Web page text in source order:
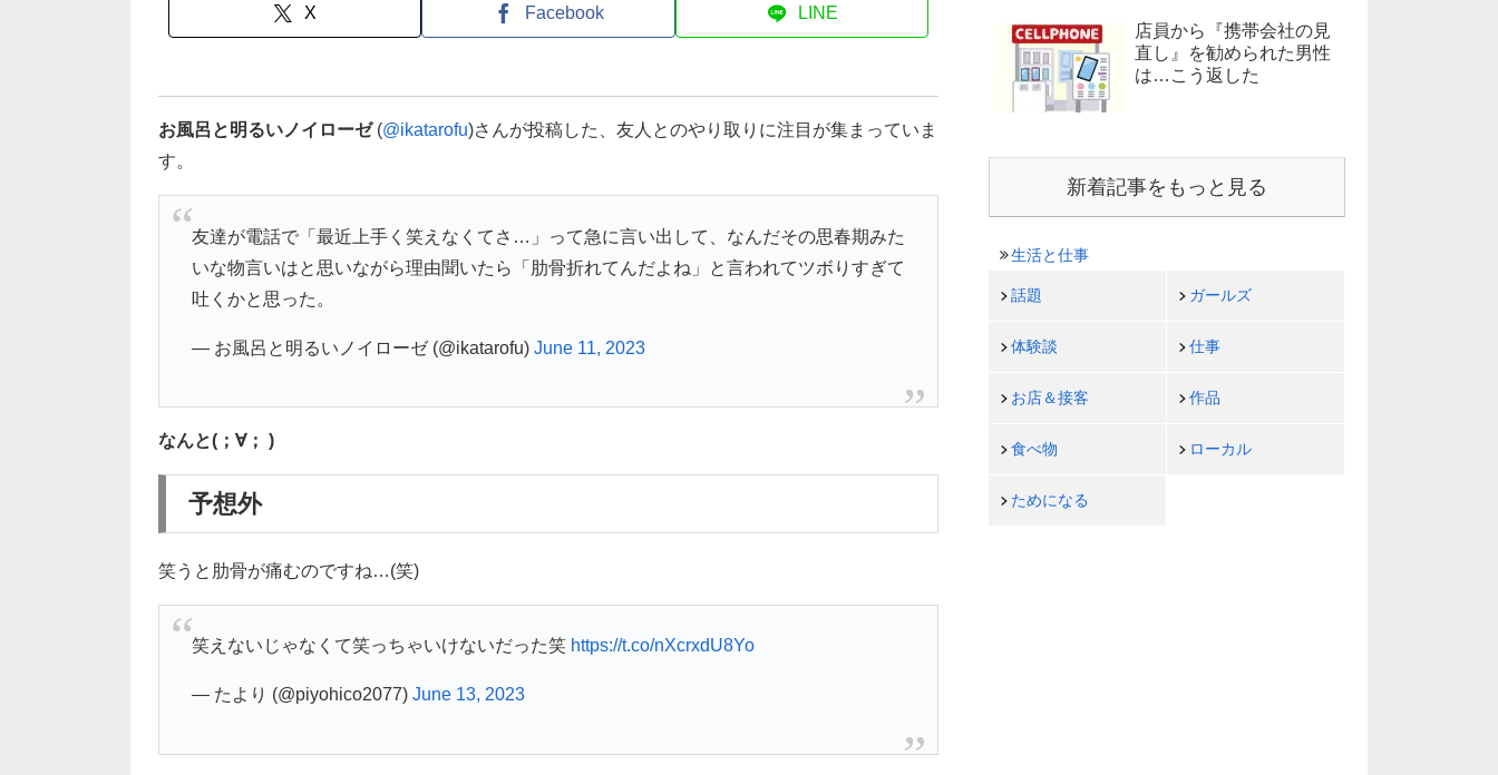
X Facebook LINE
お風呂と明るいノイローゼ(@ikatarofu)さんが投稿した、友人とのやり取りに注目が集まっていま
す。
友達が電話で「最近上手く笑えなくてさ…」って急に言い出して、なんだその思春期みた
いな物言いはと思いながら理由聞いたら「肋骨折れてんだよね」と言われてツボりすぎて
吐くかと思った。
— お風呂と明るいノイローゼ (@ikatarofu) June 11, 2023
なんと(；∀； )
予想外
笑うと肋骨が痛むのですね…(笑)
笑えないじゃなくて笑っちゃいけないだった笑 https://t.co/nXcrxdU8Yo
— たより (@piyohico2077) June 13, 2023
店員から『携帯会社の見
直し』を勧められた男性
は…こう返した
新着記事をもっと見る
生活と仕事
話題 ガールズ
体験談 仕事
お店＆接客 作品
食べ物 ローカル
ためになる